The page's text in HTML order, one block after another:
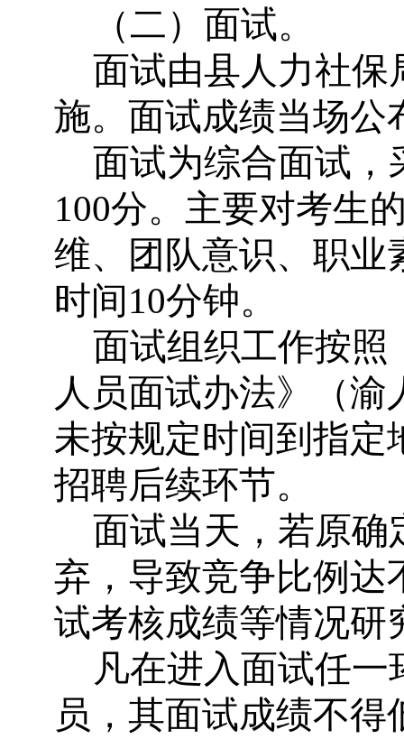
（二）面试。
面试由县人力社保
施。面试成绩当场公
面试为综合面试，
100分。主要对考生
维、团队意识、职业
时间10分钟。
面试组织工作按照
人员面试办法》（渝
未按规定时间到指定
招聘后续环节。
面试当天，若原确
弃，导致竞争比例达
试考核成绩等情况研
凡在进入面试任
员，其面试成绩不得